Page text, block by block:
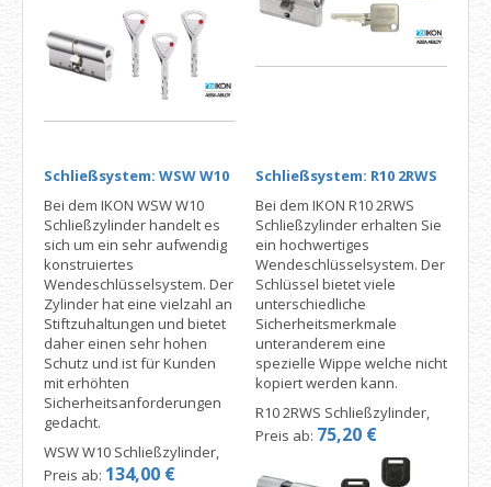
Schließsystem: WSW W10
Bei dem IKON WSW W10
Schließzylinder handelt es
sich um ein sehr aufwendig
konstruiertes
Wendeschlüsselsystem. Der
Zylinder hat eine vielzahl an
Stiftzuhaltungen und bietet
daher einen sehr hohen
Schutz und ist für Kunden
mit erhöhten
Sicherheitsanforderungen
gedacht.
WSW W10 Schließzylinder,
Preis ab: 134,00 €
Schließsystem: R10 2RWS
Bei dem IKON R10 2RWS
Schließzylinder erhalten Sie
ein hochwertiges
Wendeschlüsselsystem. Der
Schlüssel bietet viele
unterschiedliche
Sicherheitsmerkmale
unteranderem eine
spezielle Wippe welche nicht
kopiert werden kann.
R10 2RWS Schließzylinder,
Preis ab: 75,20 €